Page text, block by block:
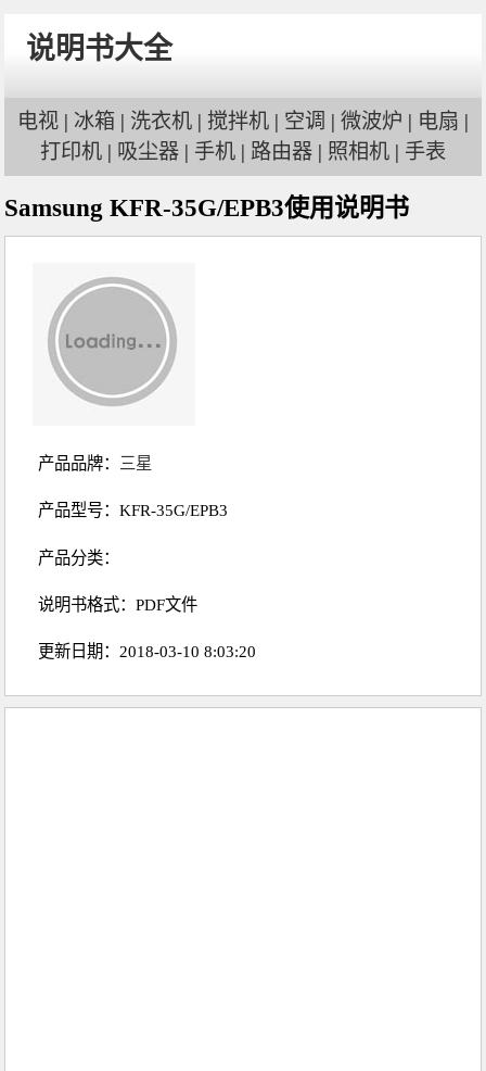
说明书大全
电视 | 冰箱 | 洗衣机 | 搅拌机 | 空调 | 微波炉 | 电扇 |
打印机 | 吸尘器 | 手机 | 路由器 | 照相机 | 手表
Samsung KFR-35G/EPB3使用说明书
产品品牌： 三星
产品型号：KFR-35G/EPB3
产品分类：
说明书格式：PDF文件
更新日期：2018-03-10 8:03:20